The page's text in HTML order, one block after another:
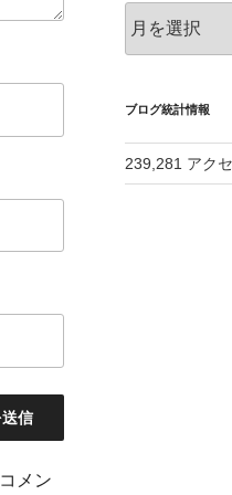
コメン
ー
ブ
ブログ統計情報
239,281 アク